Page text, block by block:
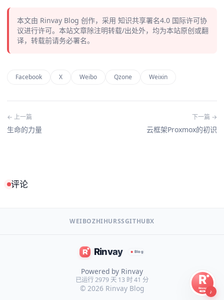
本文由 Rinvay Blog 创作，采用 知识共享署名4.0 国际许可协
议进行许可。本站文章除注明转载/出处外，均为本站原创或翻
译，转载前请务必署名。
Facebook X Weibo Qzone Weixin
← 上一篇
生命的力量
下一篇 →
云框架Proxmox的初识
评论
WEIBOZHIHURSSGITHUBX
Powered by Rinvay
已运行 2979 天 13 时 41 分
© 2026 Rinvay Blog ♪